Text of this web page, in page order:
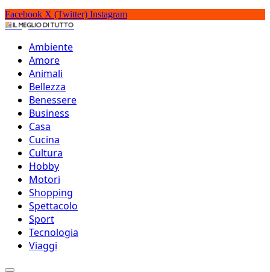
Facebook X (Twitter) Instagram
IlMeglioDiTutto.it
Ambiente
Amore
Animali
Bellezza
Benessere
Business
Casa
Cucina
Cultura
Hobby
Motori
Shopping
Spettacolo
Sport
Tecnologia
Viaggi
I 12 migliori personaggi